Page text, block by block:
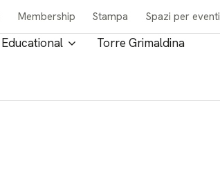
Membership Stampa Spazi per eventi
Educational Torre Grimaldina